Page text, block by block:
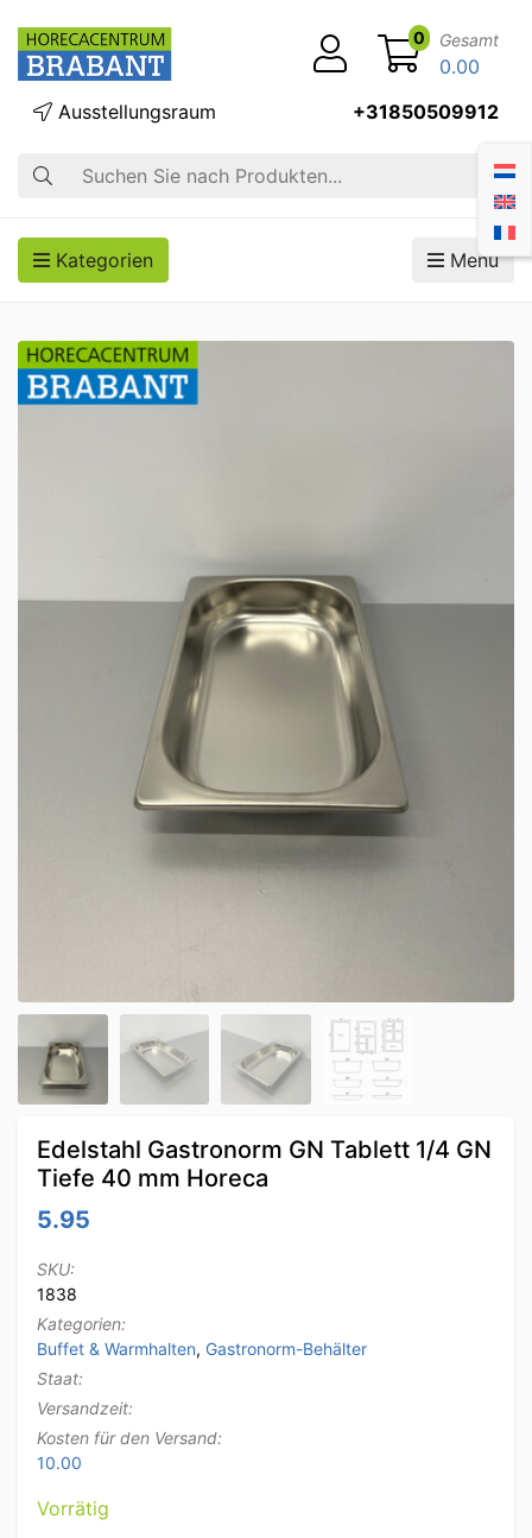
Suche
Ausstellungsraum +31850509912
0 Gesamt
0.00
Kategorien Menü
Edelstahl Gastronorm GN Tablett 1/4 GN
Tiefe 40 mm Horeca
5.95
SKU:
1838
Kategorien:
Buffet & Warmhalten, Gastronorm-Behälter
Staat:
Versandzeit:
Kosten für den Versand:
10.00
Vorrätig